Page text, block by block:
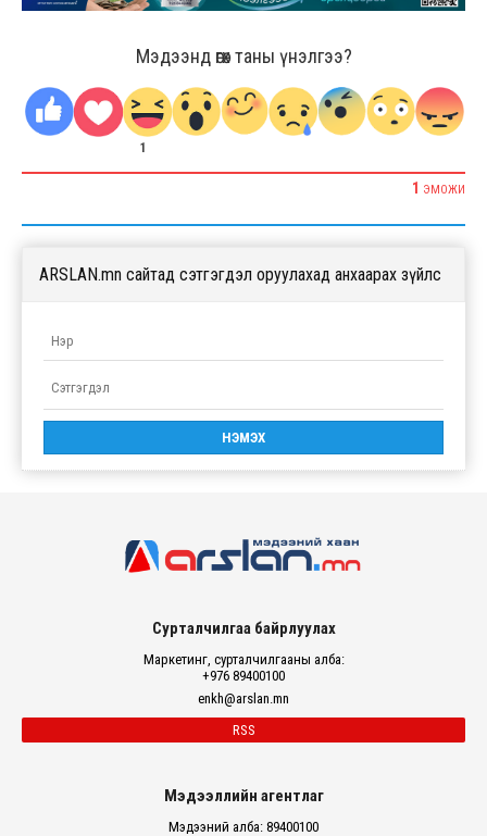
Мэдээнд өгөх таны үнэлгээ?
1
1 ЭМОЖИ
ARSLAN.mn сайтад сэтгэгдэл оруулахад анхаарах зүйлс
Сурталчилгаа байрлуулах
Маркетинг, сурталчилгааны алба:
+976 89400100
enkh@arslan.mn
RSS
Мэдээллийн агентлаг
Мэдээний алба: 89400100